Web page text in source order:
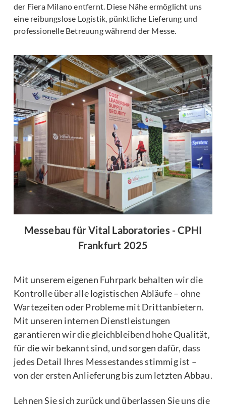
der Fiera Milanoentfernt. Diese Nähe ermöglicht uns
eine reibungslose Logistik, pünktliche Lieferung und
professionelle Betreuung während der Messe.
Messebau für Vital Laboratories - CPHI
Frankfurt 2025
Mit unserem eigenen Fuhrpark behalten wir die
Kontrolle über alle logistischen Abläufe – ohne
Wartezeiten oder Probleme mit Drittanbietern.
Mit unseren internen Dienstleistungen
garantieren wir die gleichbleibend hohe Qualität,
für die wir bekannt sind, und sorgen dafür, dass
jedes Detail Ihres Messestandes stimmig ist –
von der ersten Anlieferung bis zum letzten Abbau.
Lehnen Sie sich zurück und überlassen Sie uns die